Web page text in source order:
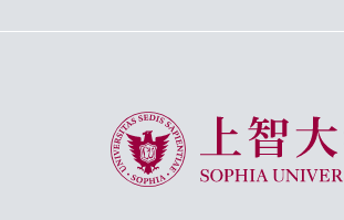
上智大学 Sophia